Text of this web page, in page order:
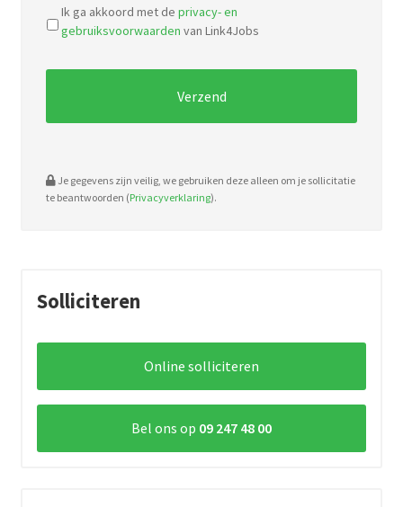
types:
pdf,
doc.
Ik ga akkoord met de privacy- en
gebruiksvoorwaarden van Link4Jobs
Je gegevens zijn veilig, we gebruiken deze alleen om je sollicitatie
te beantwoorden (Privacyverklaring).
Solliciteren
Online solliciteren
Bel ons op 09 247 48 00